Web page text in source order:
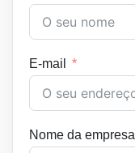
E-mail
Nome da empresa